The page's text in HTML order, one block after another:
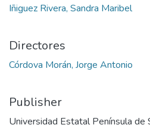
Iñiguez Rivera, Sandra Maribel
Directores
Córdova Morán, Jorge Antonio
Publisher
Universidad Estatal Península de